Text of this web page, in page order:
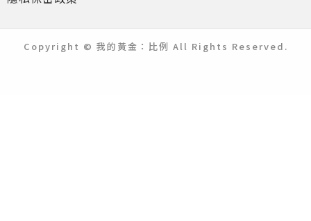
Copyright © 我的黃金：比例 All Rights Reserved.